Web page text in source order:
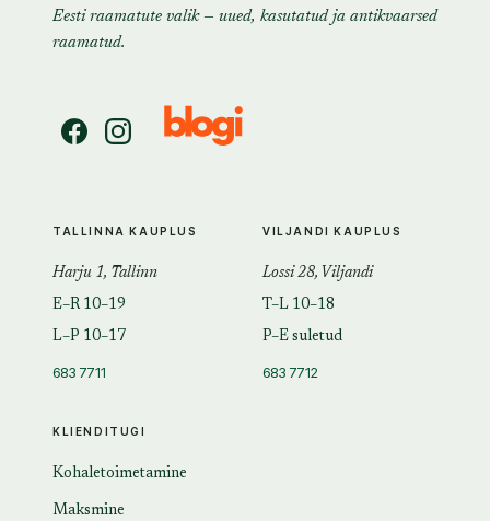
Eesti raamatute valik — uued, kasutatud ja antikvaarsed
raamatud.
KLIENDITUGI
Kohaletoimetamine
Maksmine
TALLINNA KAUPLUS
Harju 1, Tallinn
E–R 10–19
L–P 10–17
683 7711
VILJANDI KAUPLUS
Lossi 28, Viljandi
T–L 10–18
P–E suletud
683 7712